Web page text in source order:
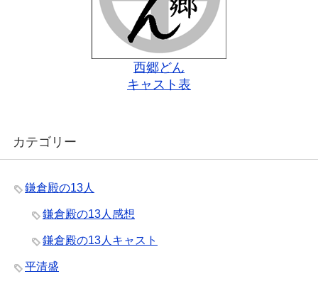
西郷どん
キャスト表
カテゴリー
鎌倉殿の13人
鎌倉殿の13人感想
鎌倉殿の13人キャスト
平清盛